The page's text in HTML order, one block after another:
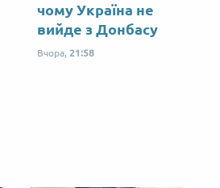
чому Україна не
вийде з Донбасу
Вчора, 21:58